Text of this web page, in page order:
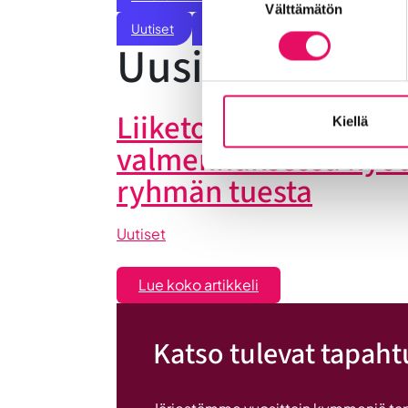
Välttämätön
Kiellä
Uutiset Yrittäjätarinat
Uusimmat
Liiketoiminta lentoon -
valmennuksessa
ryhmän tuesta
Uutiset
Lue koko artikkeli
Liiketoiminta
-
valmennuksessa
Katso tulevat